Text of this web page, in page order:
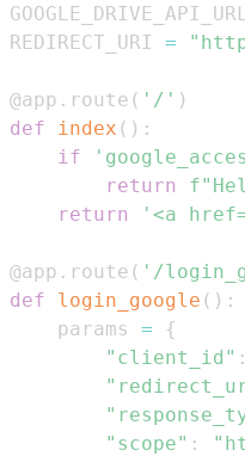
REDIRECT_URI =
@app . route ( '/' )
def
index ( ) :
if
return
return
'<a
@app . route ( '/
def
login_google ( ) :
    params
=
{
"client_id" :
"scope" :